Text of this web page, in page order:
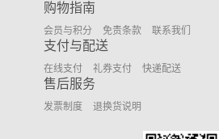
购物指南
会员与积分 免责条款 联系我们
支付与配送
在线支付 礼券支付 快递配送
售后服务
发票制度 退换货说明